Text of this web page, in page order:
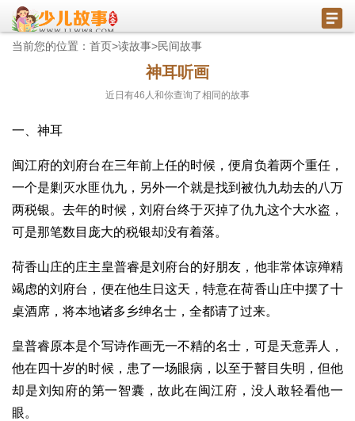
当前您的位置： 首页>读故事>民间故事
神耳听画
近日有46 人和你查询了相同的故事
一、神耳
闽江府的刘府台在三年前上任的时候，便肩负着两个重任，
一个是剿灭水匪仇九，另外一个就是找到被仇九劫去的八万
两税银。去年的时候，刘府台终于灭掉了仇九这个大水盗，
可是那笔数目庞大的税银却没有着落。
荷香山庄的庄主皇普睿是刘府台的好朋友，他非常体谅殚精
竭虑的刘府台，便在他生日这天，特意在荷香山庄中摆了十
桌酒席，将本地诸多乡绅名士，全都请了过来。
皇普睿原本是个写诗作画无一不精的名士，可是天意弄人，
他在四十岁的时候，患了一场眼病，以至于瞽目失明，但他
却是刘知府的第一智囊，故此在闽江府，没人敢轻看他一
眼。